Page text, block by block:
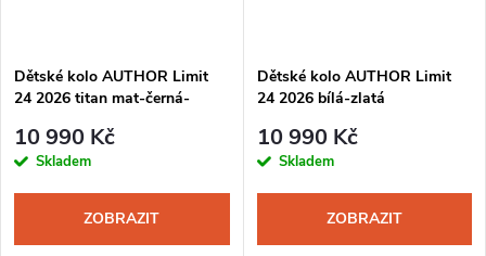
Dětské kolo AUTHOR Limit
24 2026 titan mat-černá-
10 990 Kč
Skladem
ZOBRAZIT
Dětské kolo AUTHOR Limit
24 2026 bílá-zlatá
10 990 Kč
Skladem
ZOBRAZIT